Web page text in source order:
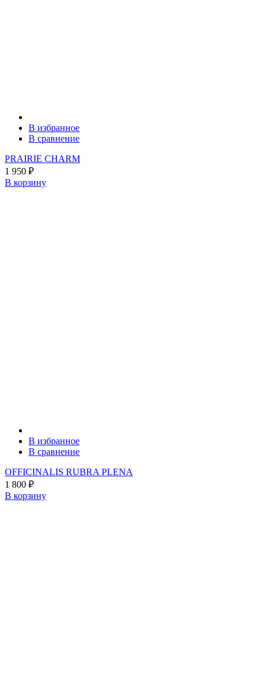
В избранное
В сравнение
PRAIRIE CHARM
1 950 ₽
В корзину
В избранное
В сравнение
OFFICINALIS RUBRA PLENA
1 800 ₽
В корзину